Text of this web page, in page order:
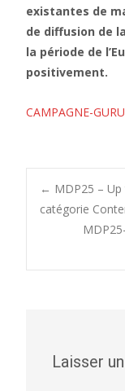
existantes de
de diffusion de
la période de
positivement.
CAMPAGNE-
Post
← MDP25 –
catégorie
Laisser